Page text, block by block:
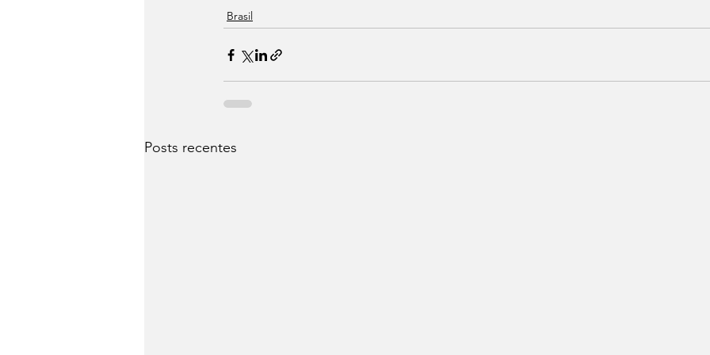
Brasil
Posts recentes